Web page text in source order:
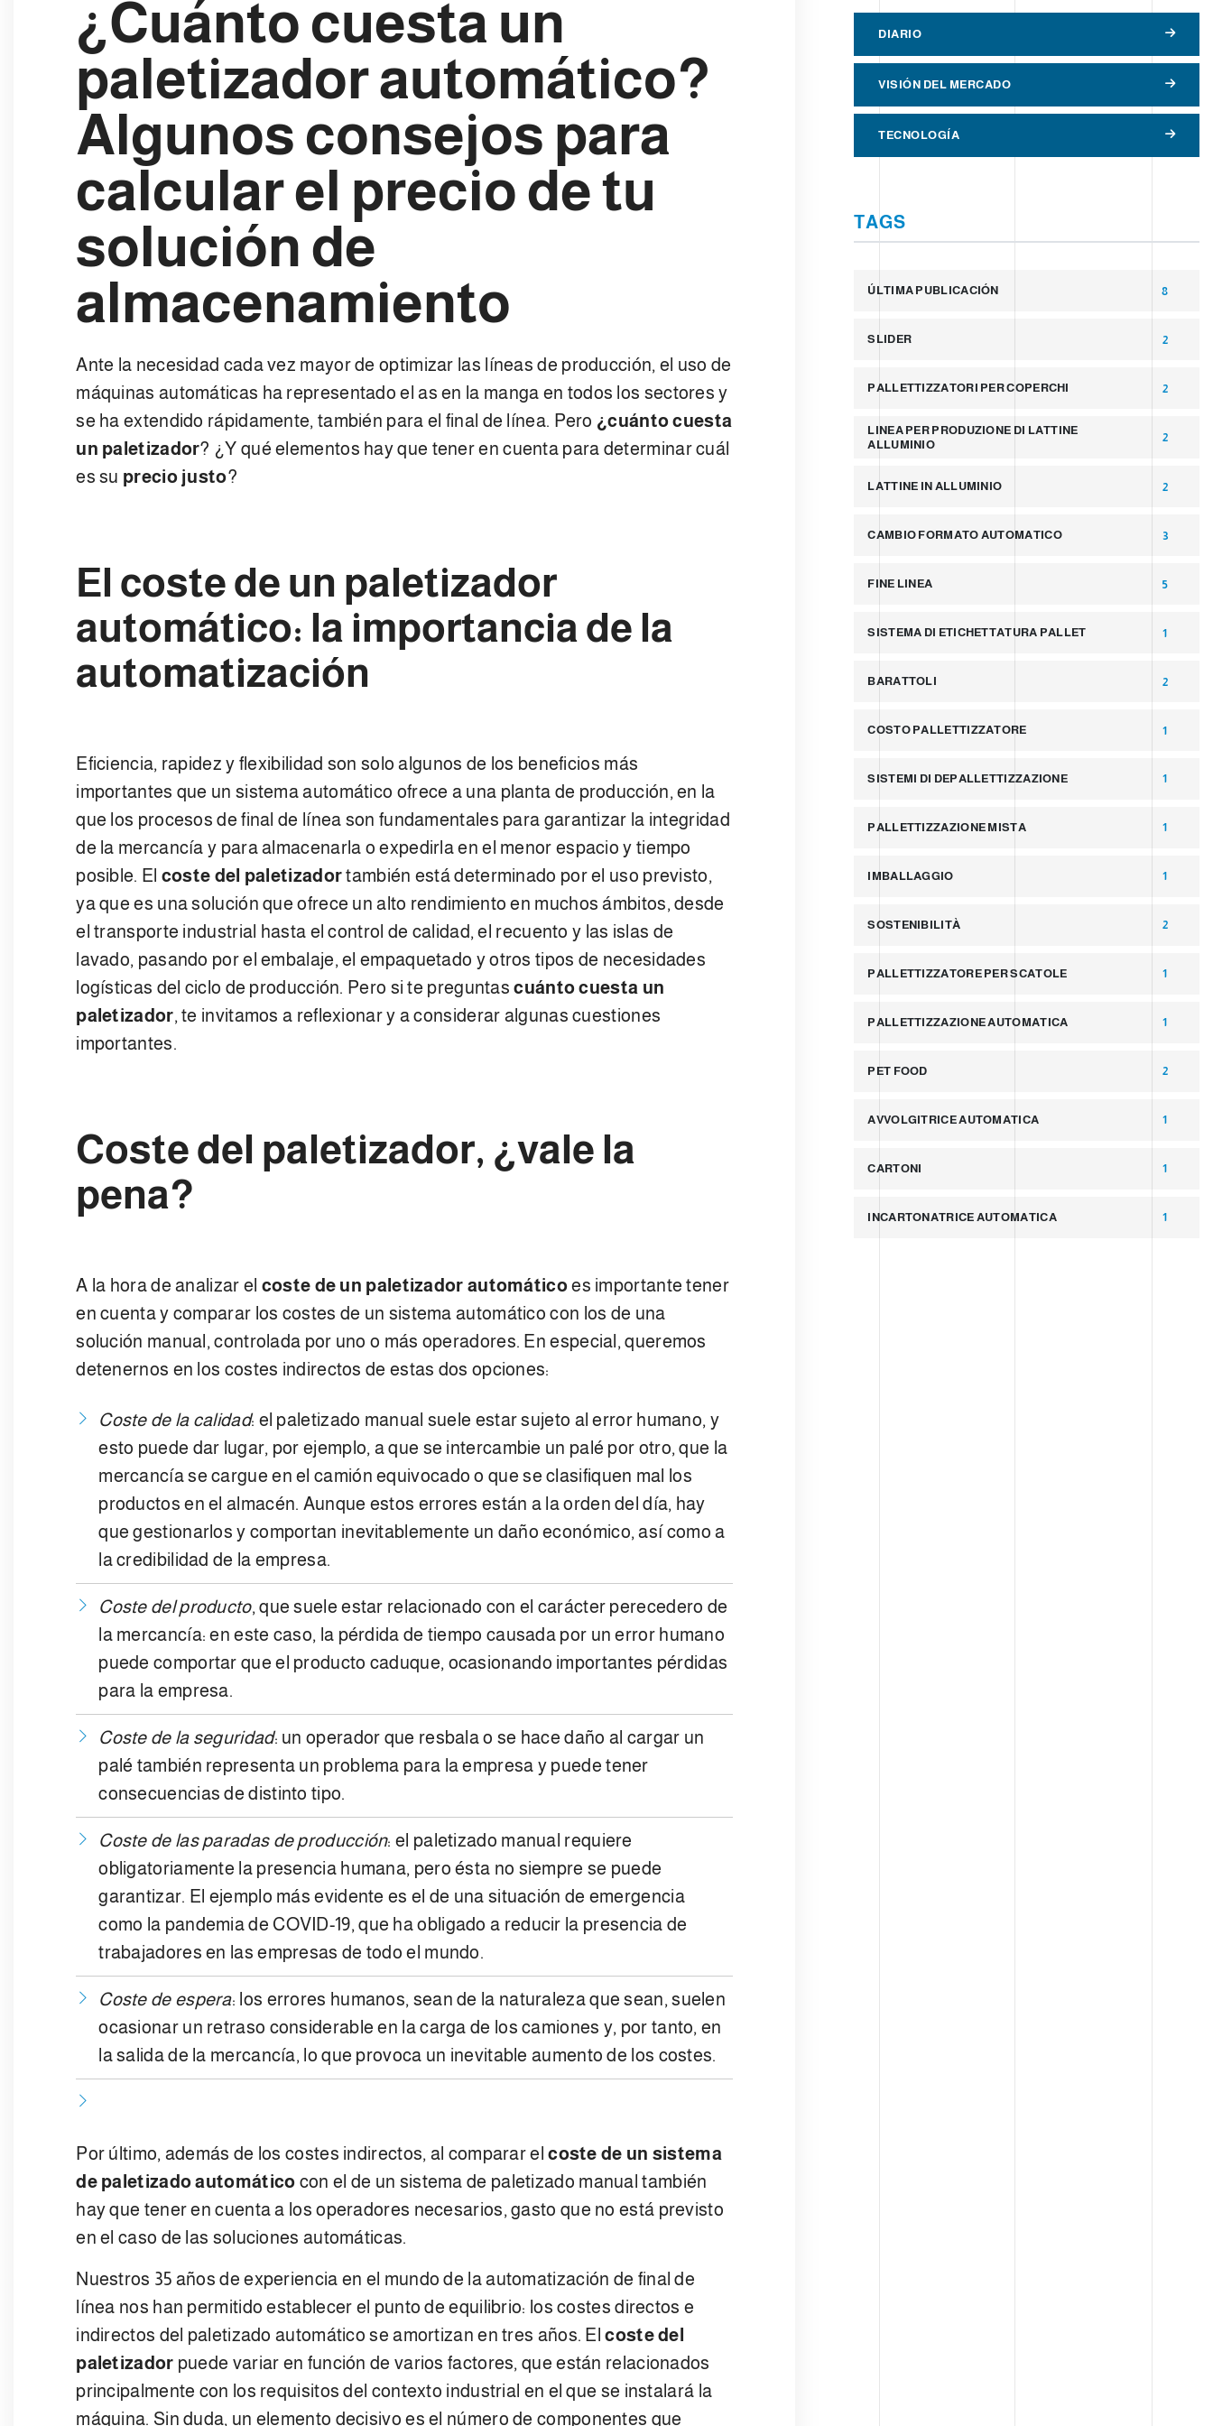
¿Cuánto cuesta un
paletizador automático?
Algunos consejos para
calcular el precio de tu
solución de
almacenamiento
Ante la necesidad cada vez mayor de optimizar las líneas de producción, el uso de
máquinas automáticas ha representado el as en la manga en todos los sectores y
se ha extendido rápidamente, también para el final de línea. Pero ¿cuánto cuesta
un paletizador? ¿Y qué elementos hay que tener en cuenta para determinarcuál
es su precio justo?
El coste de un paletizador
automático: la importancia de la
automatización
Eficiencia, rapidez y flexibilidad son solo algunos de los beneficios más
importantes que un sistema automático ofrece a una planta de producción, en la
que los procesos de final de línea son fundamentales para garantizar la integridad
de la mercancía y para almacenarla o expedirla en el menor espacio y tiempo
posible. El coste del paletizadortambién está determinado por el uso previsto,
ya que es una solución que ofrece un alto rendimiento en muchos ámbitos, desde
el transporte industrial hasta el control de calidad, el recuento y las islas de
lavado, pasando por el embalaje, el empaquetado y otros tipos de necesidades
logísticas del ciclo de producción. Pero si te preguntascuánto cuesta un
paletizador, te invitamos a reflexionar y a considerar algunas cuestiones
importantes.
Coste del paletizador, ¿vale la
pena?
A la hora de analizar el coste de un paletizador automáticoes importante tener
en cuenta y comparar los costes de un sistema automático con los de una
solución manual, controlada por uno o más operadores. En especial, queremos
detenernos en los costes indirectos de estas dos opciones:
Coste de la calidad: el paletizado manual suele estar sujeto al error humano, y
esto puede dar lugar, por ejemplo, a que se intercambie un palé por otro, que la
mercancía se cargue en el camión equivocado o que se clasifiquen mal los
productos en el almacén. Aunque estos errores están a la orden del día, hay
que gestionarlos y comportan inevitablemente un daño económico, así como a
la credibilidad de la empresa.
Coste del producto, que suele estar relacionado con el carácter perecedero de
la mercancía: en este caso, la pérdida de tiempo causada por un error humano
puede comportar que el producto caduque, ocasionando importantes pérdidas
para la empresa.
Coste de la seguridad: un operador que resbala o se hace daño al cargar un
palé también representa un problema para la empresa y puede tener
consecuencias de distinto tipo.
Coste de las paradas de producción: el paletizado manual requiere
obligatoriamente la presencia humana, pero ésta no siempre se puede
garantizar. El ejemplo más evidente es el de una situación de emergencia
como la pandemia de COVID-19, que ha obligado a reducir la presencia de
trabajadores en las empresas de todo el mundo.
Coste de espera: los errores humanos, sean de la naturaleza que sean, suelen
ocasionar un retraso considerable en la carga de los camiones y, por tanto, en
la salida de la mercancía, lo que provoca un inevitable aumento de los costes.
Por último, además de los costes indirectos, al comparar elcoste de un sistema
de paletizado automático con el de un sistema de paletizado manual también
hay que tener en cuenta a los operadores necesarios, gasto que no está previsto
en el caso de las soluciones automáticas.
Nuestros 35 años de experiencia en el mundo de la automatización de final de
línea nos han permitido establecer el punto de equilibrio: los costes directos e
indirectos del paletizado automático se amortizan en tres años. Elcoste del
paletizador puede variar en función de varios factores, que están relacionados
principalmente con los requisitos del contexto industrial en el que se instalará la
máquina. Sin duda, un elemento decisivo es el número de componentes que
DIARIO
VISIÓN DEL MERCADO
TECNOLOGÍA
TAGS
ÚLTIMA PUBLICACIÓN 8
SLIDER 2
PALLETTIZZATORI PER COPERCHI 2
LINEA PER PRODUZIONE DI LATTINE
ALLUMINIO
2
LATTINE IN ALLUMINIO 2
CAMBIO FORMATO AUTOMATICO 3
FINE LINEA 5
SISTEMA DI ETICHETTATURA PALLET 1
BARATTOLI 2
COSTO PALLETTIZZATORE 1
SISTEMI DI DEPALLETTIZZAZIONE 1
PALLETTIZZAZIONE MISTA 1
IMBALLAGGIO 1
SOSTENIBILITÀ 2
PALLETTIZZATORE PER SCATOLE 1
PALLETTIZZAZIONE AUTOMATICA 1
PET FOOD 2
AVVOLGITRICE AUTOMATICA 1
CARTONI 1
INCARTONATRICE AUTOMATICA 1